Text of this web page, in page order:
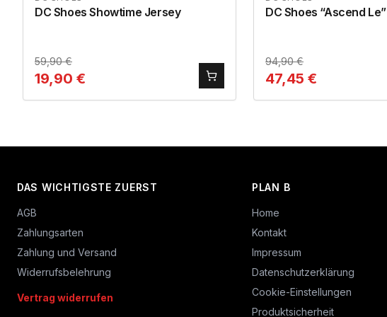
DC Shoes Showtime Jersey
59,90€
19,90 €
DC Shoes “Ascend Le”
94,90€
47,45 €
DAS WICHTIGSTE ZUERST
AGB
Zahlungsarten
Zahlung und Versand
Widerrufsbelehrung
Vertrag widerrufen
PLAN B
Home
Kontakt
Impressum
Datenschutzerklärung
Cookie-Einstellungen
Produktsicherheit